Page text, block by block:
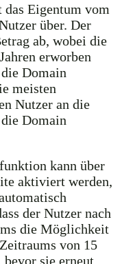
Eigentum vom
über. Der
ab, wobei die
erworben
Domain
meisten
Nutzer an die
Domain
kann über
aktiviert werden,
der Nutzer nach
die Möglichkeit
von 15
bevor sie erneut